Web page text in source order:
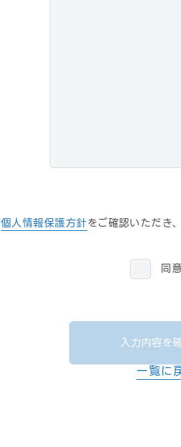
個人情報保護方針をご確認いただき、
同
入力内容を
一覧に